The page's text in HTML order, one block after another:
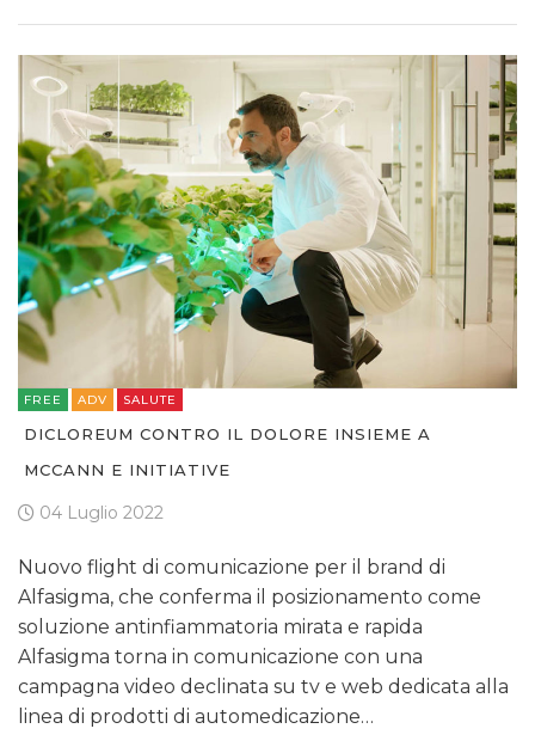
FREE ADV SALUTE
DICLOREUM CONTRO IL DOLORE INSIEME A
MCCANN E INITIATIVE
04 Luglio 2022
Nuovo flight di comunicazione per il brand di
Alfasigma, che conferma il posizionamento come
soluzione antinfiammatoria mirata e rapida
Alfasigma torna in comunicazione con una
campagna video declinata su tv e web dedicata alla
linea di prodotti di automedicazione…